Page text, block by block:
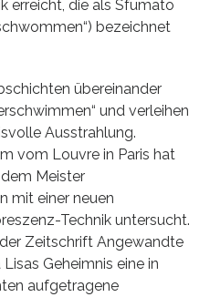
erreicht, die als Sfumato
bezeichnet
übereinander
und verleihen
Ausstrahlung.
vom Louvre in Paris hat
Meister
mit einer neuen
Technik untersucht.
Zeitschrift Angewandte
Geheimnis eine in
aufgetragene